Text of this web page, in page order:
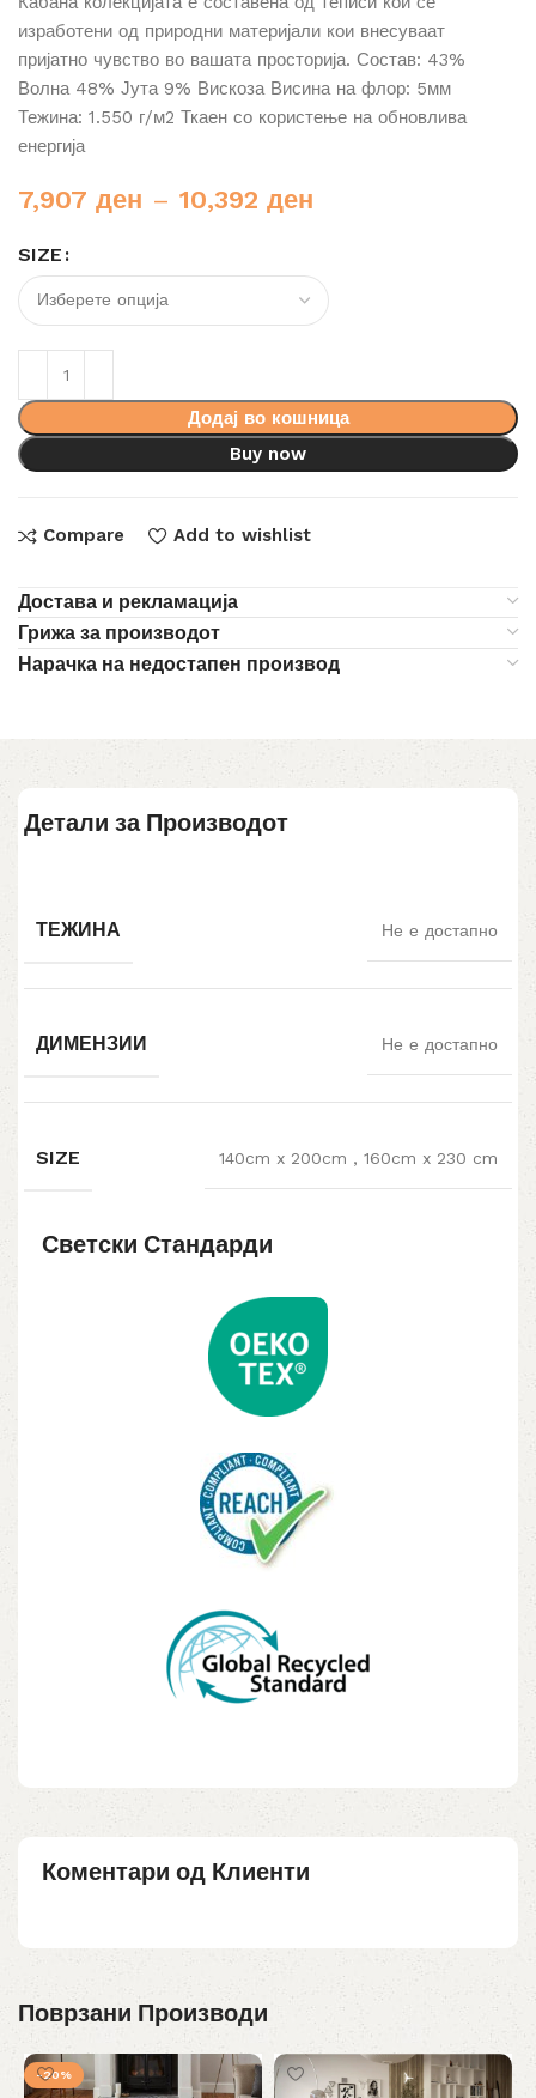
изработени од природни материјали кои внесуваат
пријатно чувство во вашата просторија. Состав: 43%
Волна 48% Јута 9% Вискоза Висина на флор: 5мм
Тежина: 1.550 г/м2 Ткаен со користење на обновлива
енергија
7,907 ден – 10,392 ден
SIZE
Додај во кошница
Buy now
Compare Add to wishlist
Достава и рекламација
Грижа за производот
Нарачка на недостапен производ
Детали за Производот
ТЕЖИНА Не е достапно
ДИМЕНЗИИ Не е достапно
SIZE 140cm x 200cm , 160cm x 230 cm
Светски Стандарди
Коментари од Клиенти
Поврзани Производи
-20%